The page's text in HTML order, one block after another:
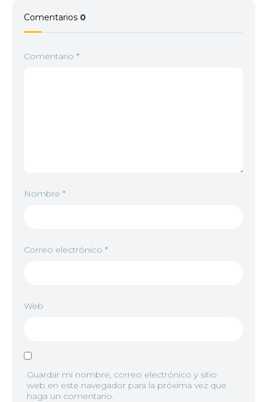
Comentarios 0
Comentario *
Nombre *
Correo electrónico *
Web
Guardar mi nombre, correo electrónico y sitio
web en este navegador para la próxima vez que
haga un comentario.